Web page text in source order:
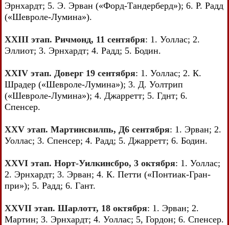
Эрнхардт; 5. Э. Эрван («Форд-Тандерберд»); 6. Р. Радд
(«Шевроле-Лумина»).
XXIII этап. Ричмонд, 11 сентября: 1. Уоллас; 2.
Эллиот; 3. Эрнхардт; 4. Радд; 5. Бодин.
XXIV этап. Доверг 19 сентября: 1. Уоллас; 2. К.
Шрадер («Шевроле-Лумина»); 3. Д. Уолтрип
(«Шевроле-Лумина»); 4. Джарретт; 5. Гднт; 6.
Спенсер.
XXV этап. Мартинсвилпь, Д6 сентября: 1. Эрван; 2.
Уоллас; 3. Спенсер; 4. Радд; 5. Джарретт; 6. Бодин.
XXVI этап. Норт-Уилкинсбро, 3 октября: 1. Уоллас;
2. Эрнхардт; 3. Эрван; 4. К. Петти («Понтиак-Гран-
при»); 5. Радд; 6. Гант.
XXVII этап. Шарлотт, 18 октября: 1. Эрван; 2.
Мартин; 3. Эрнхардт; 4. Уоллас; 5, Гордон; 6. Спенсер.